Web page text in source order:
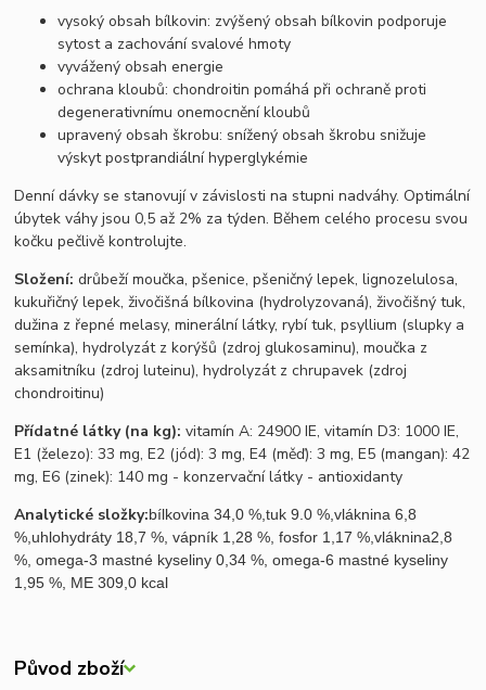
vysoký obsah bílkovin: zvýšený obsah bílkovin podporuje
sytost a zachování svalové hmoty
vyvážený obsah energie
ochrana kloubů: chondroitin pomáhá při ochraně proti
degenerativnímu onemocnění kloubů
upravený obsah škrobu: snížený obsah škrobu snižuje
výskyt postprandiální hyperglykémie
Denní dávky se stanovují v závislosti na stupni nadváhy. Optimální
úbytek váhy jsou 0,5 až 2% za týden. Během celého procesu svou
kočku pečlivě kontrolujte.
Složení: drůbeží moučka, pšenice, pšeničný lepek, lignozelulosa,
kukuřičný lepek, živočišná bílkovina (hydrolyzovaná), živočišný tuk,
dužina z řepné melasy, minerální látky, rybí tuk, psyllium (slupky a
semínka), hydrolyzát z korýšů (zdroj glukosaminu), moučka z
aksamitníku (zdroj luteinu), hydrolyzát z chrupavek (zdroj
chondroitinu)
Přídatné látky (na kg): vitamín A: 24900 IE, vitamín D3: 1000 IE,
E1 (železo): 33 mg, E2 (jód): 3 mg, E4 (měď): 3 mg, E5 (mangan): 42
mg, E6 (zinek): 140 mg - konzervační látky - antioxidanty
Analytické složky:bílkovina 34,0 %,tuk 9.0 %,vláknina 6,8
%,uhlohydráty 18,7 %, vápník 1,28 %, fosfor 1,17 %,vláknina2,8
%, omega-3 mastné kyseliny 0,34 %, omega-6 mastné kyseliny
1,95 %, ME 309,0 kcal
Původ zboží